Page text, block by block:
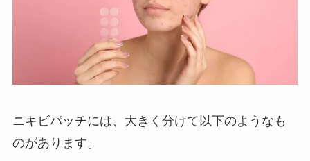
ニキビパッチには、大きく分けて以下のようなも
のがあります。